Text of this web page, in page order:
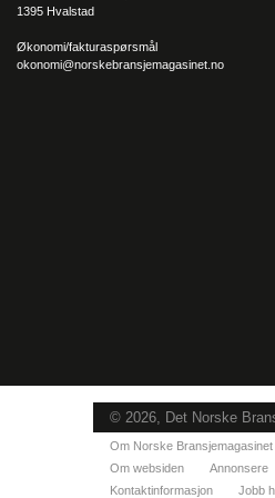
stresskuldrene, det!
Bauhaus gjorde stor suksess i fjor
egne serie med kjøkkeninnredning
1395 Hvalstad
Økonomi/fakturaspørsmål
okonomi@norskebransjemagasinet.no
© 2026, Det Norske
Om Norske Bransjemagasinet
Om websiden
Annonsere
Kontaktinformasjon
Jobb